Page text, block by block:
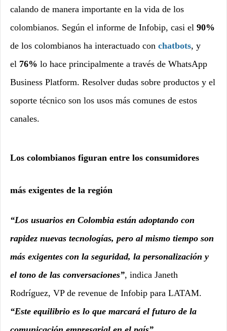
calando de manera importante en la vida de los
colombianos. Según el informe de Infobip, casi el 90%
de los colombianos ha interactuado con chatbots, y
el 76% lo hace principalmente a través de WhatsApp
Business Platform. Resolver dudas sobre productos y el
soporte técnico son los usos más comunes de estos
canales.
Los colombianos figuran entre los consumidores
más exigentes de la región
“Los usuarios en Colombia están adoptando con
rapidez nuevas tecnologías, pero al mismo tiempo son
más exigentes con la seguridad, la personalización y
el tono de las conversaciones”, indica Janeth
Rodríguez, VP de revenue de Infobip para LATAM.
“Este equilibrio es lo que marcará el futuro de la